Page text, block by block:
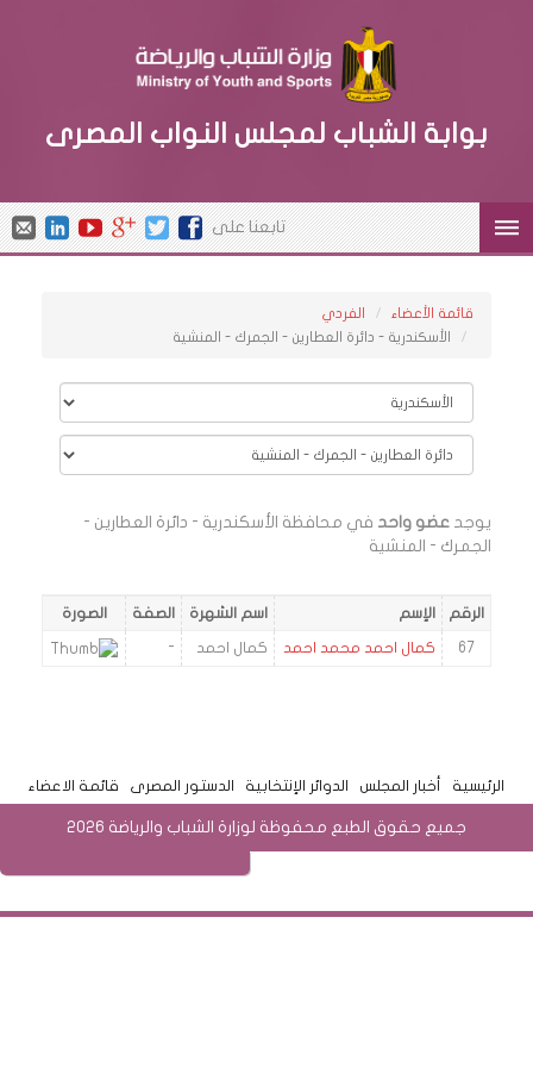
بوابة الشباب لمجلس النواب المصرى
تابعنا على
قائمة الأعضاء
الفردي
الأسكندرية - دائرة العطارين - الجمرك - المنشية
يوجد عضو واحد في محافظة الأسكندرية - دائرة العطارين -
الجمرك - المنشية
الرقم الإسم اسم الشهرة الصفة الصورة
67 كمال احمد محمد احمد كمال احمد -
الرئيسية أخبار المجلس الدوائر الإنتخابية الدستور المصرى قائمة الاعضاء
جميع حقوق الطبع محفوظة لوزارة الشباب والرياضة 2026